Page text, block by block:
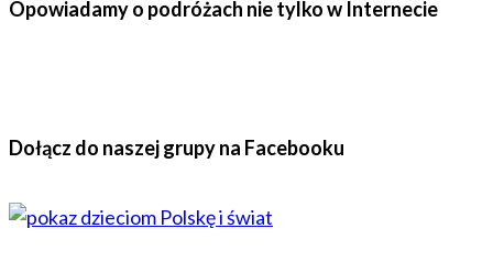
Opowiadamy o podróżach nie tylko w Internecie
Dołącz do naszej grupy na Facebooku